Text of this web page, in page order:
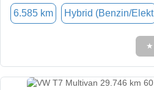
6.585 km Hybrid (Benzin/Elekt
★